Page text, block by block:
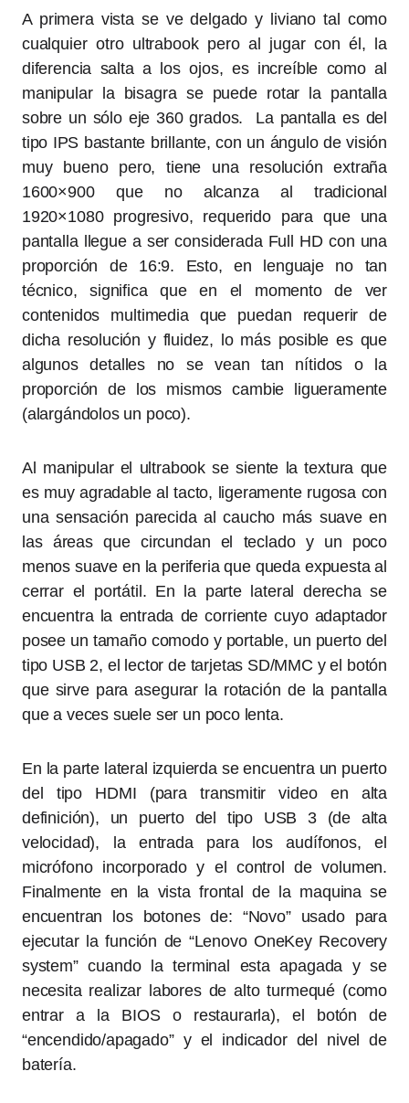
A primera vista se ve delgado y liviano tal como
cualquier otro ultrabook pero al jugar con él, la
diferencia salta a los ojos, es increíble como al
manipular la bisagra se puede rotar la pantalla
sobre un sólo eje 360 grados. La pantalla es del
tipo IPS bastante brillante, con un ángulo de visión
muy bueno pero, tiene una resolución extraña
1600×900 que no alcanza al tradicional
1920×1080 progresivo, requerido para que una
pantalla llegue a ser considerada Full HD con una
proporción de 16:9. Esto, en lenguaje no tan
técnico, significa que en el momento de ver
contenidos multimedia que puedan requerir de
dicha resolución y fluidez, lo más posible es que
algunos detalles no se vean tan nítidos o la
proporción de los mismos cambie ligueramente
(alargándolos un poco).
Al manipular el ultrabook se siente la textura que
es muy agradable al tacto, ligeramente rugosa con
una sensación parecida al caucho más suave en
las áreas que circundan el teclado y un poco
menos suave en la periferia que queda expuesta al
cerrar el portátil. En la parte lateral derecha se
encuentra la entrada de corriente cuyo adaptador
posee un tamaño comodo y portable, un puerto del
tipo USB 2, el lector de tarjetas SD/MMC y el botón
que sirve para asegurar la rotación de la pantalla
que a veces suele ser un poco lenta.
En la parte lateral izquierda se encuentra un puerto
del tipo HDMI (para transmitir video en alta
definición), un puerto del tipo USB 3 (de alta
velocidad), la entrada para los audífonos, el
micrófono incorporado y el control de volumen.
Finalmente en la vista frontal de la maquina se
encuentran los botones de: “Novo” usado para
ejecutar la función de “Lenovo OneKey Recovery
system” cuando la terminal esta apagada y se
necesita realizar labores de alto turmequé (como
entrar a la BIOS o restaurarla), el botón de
“encendido/apagado” y el indicador del nivel de
batería.